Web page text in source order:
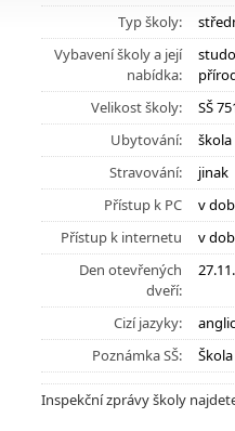
Typ školy:
Vybavení školy a její
nabídka:
Velikost školy:
SŠ
Ubytování:
Stravování:
jinak
Přístup k PC
v
Přístup k internetu
v
Den otevřených
dveří:
Cizí jazyky:
Poznámka SŠ:
Inspekční zprávy školy